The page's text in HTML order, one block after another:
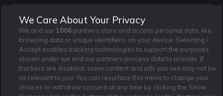
Rekatochklart.com är Sveriges ledande betting-community. 2017 nominerades
Rekatochklart som en av världens bästa spelinformations-sajter på spelbranschens egen
Oscarsgala EGR Awards.
Rekatochklart är oberoende och ej knutet till något specifikt spelbolag. Här hittar du
speltips, unika insättningsbonusar och erbjudanden från de största och mest seriösa
spelbolagen. En spelbok, spelskola, information om skador och avstängningar samt vårt
Har du några frågor är du välkommen attkontakta oss.
Rekatochklart shop
We Care About Your Privacy
We and our 1006 partners store and access personal data, like
browsing data or unique identifiers, on your device. Selecting I
Accept enables tracking technologies to support the purposes
shown under we and our partners process data to provide. If
trackers are disabled, some content and ads you see may not be
as relevant to you. You can resurface this menu to change your
choices or withdraw consent at any time by clicking the Show